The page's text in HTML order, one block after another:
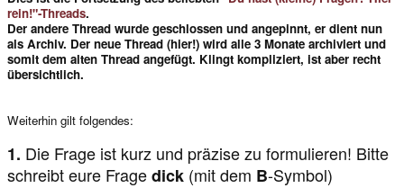
rein!"-Threads.
Der andere Thread wurde geschlossen und angepinnt, er dient nun
als Archiv. Der neue Thread (hier!) wird alle 3 Monate archiviert und
somit dem alten Thread angefügt. Klingt kompliziert, ist aber recht
übersichtlich.
Weiterhin gilt folgendes:
1. Die Frage ist kurz und präzise zu formulieren! Bitte
schreibt eure Fragedick (mit dem B-Symbol)